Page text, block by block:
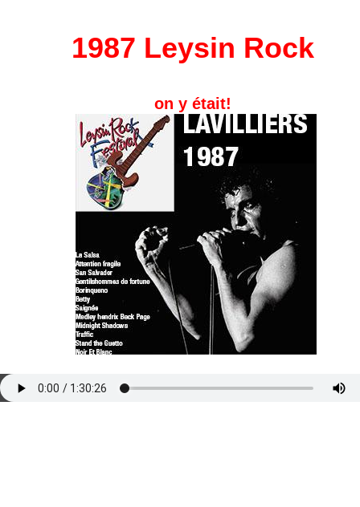
1987 Leysin Rock
on y était!